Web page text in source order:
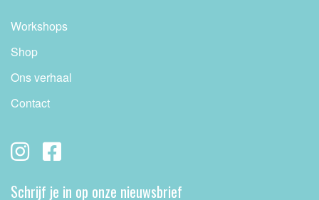
Workshops
Shop
Ons verhaal
Contact
Schrijf je in op onze nieuwsbrief